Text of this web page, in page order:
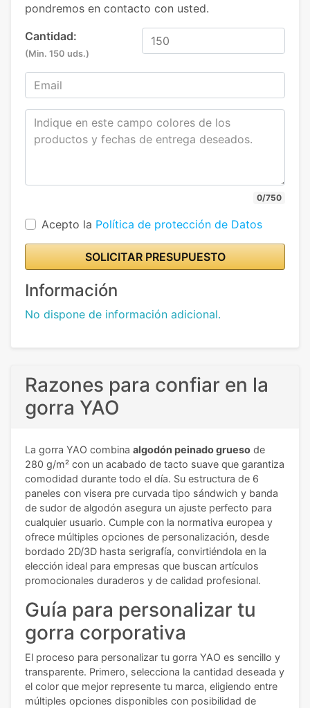
pondremos en contacto con usted.
Cantidad:
(Min. 150 uds.)
0/750
Acepto la Política de protección de Datos
SOLICITAR PRESUPUESTO
Información
No dispone de información adicional.
Razones para confiar en la
gorra YAO
La gorra YAO combina algodón peinado grueso de
280 g/m² con un acabado de tacto suave que garantiza
comodidad durante todo el día. Su estructura de 6
paneles con visera pre curvada tipo sándwich y banda
de sudor de algodón asegura un ajuste perfecto para
cualquier usuario. Cumple con la normativa europea y
ofrece múltiples opciones de personalización, desde
bordado 2D/3D hasta serigrafía, convirtiéndola en la
elección ideal para empresas que buscan artículos
promocionales duraderos y de calidad profesional.
Guía para personalizar tu
gorra corporativa
El proceso para personalizar tu gorra YAO es sencillo y
transparente. Primero, selecciona la cantidad deseada y
el color que mejor represente tu marca, eligiendo entre
múltiples opciones disponibles con posibilidad de